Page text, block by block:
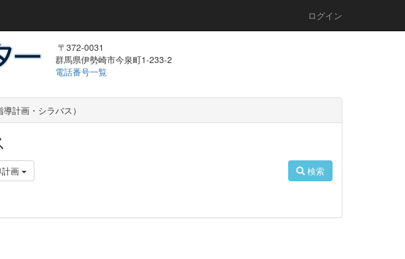
ログイン
〒372-0031
群馬県伊勢崎市今泉町1-233-2
電話番号一覧
計画・シラバス）
画 検索